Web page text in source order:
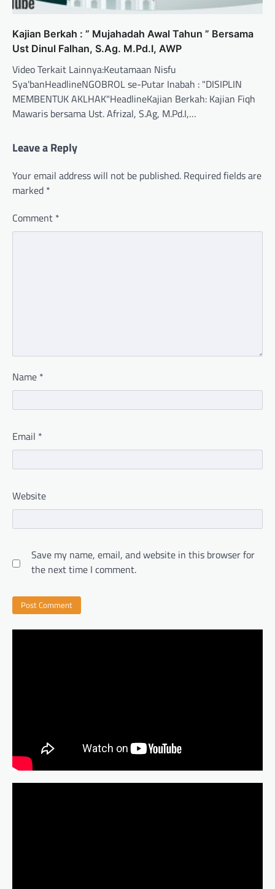
Kajian Berkah : ” Mujahadah Awal Tahun ” Bersama
Ust Dinul Falhan, S.Ag. M.Pd.I, AWP
Video Terkait Lainnya:Keutamaan Nisfu
Sya'banHeadlineNGOBROL se-Putar Inabah : "DISIPLIN
MEMBENTUK AKLHAK"HeadlineKajian Berkah: Kajian Fiqh
Mawaris bersama Ust. Afrizal, S.Ag, M.Pd.I,…
Leave a Reply
Your email address will not be published. Required fields are
marked *
Comment *
Name *
Email *
Website
Save my name, email, and website in this browser for
the next time I comment.